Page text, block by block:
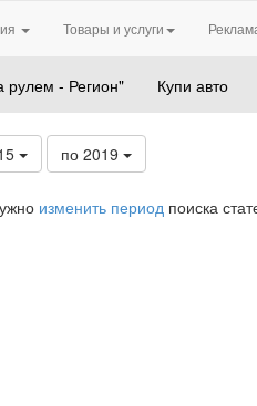
Товары и услуги
рулем - Регион" Купи авто
по 2019
изменить период поиска